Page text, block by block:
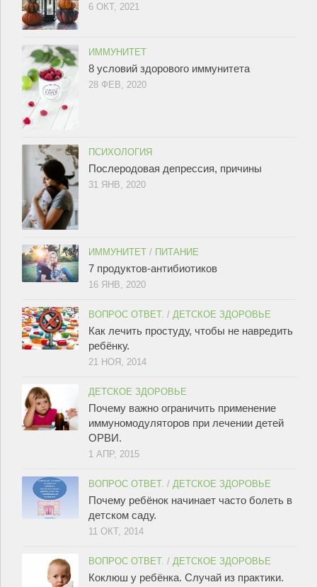
6 ОКТ, 2021
ИММУНИТЕТ
8 условий здорового иммунитета
28 ФЕВ, 2020
ПСИХОЛОГИЯ
Послеродовая депрессия, причины
31 ЯНВ, 2020
ИММУНИТЕТ / ПИТАНИЕ
7 продуктов-антибиотиков
16 ЯНВ, 2020
ВОПРОС ОТВЕТ. / ДЕТСКОЕ ЗДОРОВЬЕ
Как лечить простуду, чтобы не навредить
ребёнку.
21 НОЯ, 2014
ДЕТСКОЕ ЗДОРОВЬЕ
Почему важно ограничить применение
иммуномодуляторов при лечении детей
ОРВИ.
1 АПР, 2015
ВОПРОС ОТВЕТ. / ДЕТСКОЕ ЗДОРОВЬЕ
Почему ребёнок начинает часто болеть в
детском саду.
11 ОКТ, 2014
ВОПРОС ОТВЕТ. / ДЕТСКОЕ ЗДОРОВЬЕ
Коклюш у ребёнка. Случай из практики.